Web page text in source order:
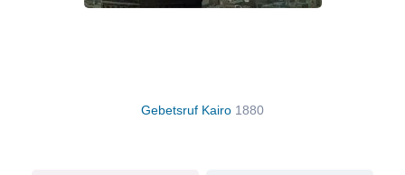
Gebetsruf Kairo 1880